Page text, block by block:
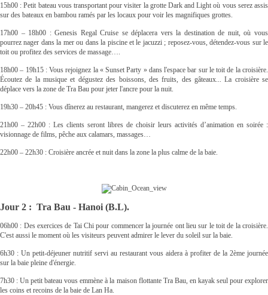
15h00 : Petit bateau vous transportant pour visiter la grotte Dark and Light où vous serez assis
sur des bateaux en bambou ramés par les locaux pour voir les magnifiques grottes.
17h00 – 18h00 : Genesis Regal Cruise se déplacera vers la destination de nuit, où vous
pourrez nager dans la mer ou dans la piscine et le jacuzzi ; reposez-vous, détendez-vous sur le
toit ou profitez des services de massage….
18h00 – 19h15 : Vous rejoignez la « Sunset Party » dans l'espace bar sur le toit de la croisière.
Écoutez de la musique et dégustez des boissons, des fruits, des gâteaux... La croisière se
déplace vers la zone de Tra Bau pour jeter l'ancre pour la nuit.
19h30 – 20h45 : Vous dînerez au restaurant, mangerez et discuterez en même temps.
21h00 – 22h00 : Les clients seront libres de choisir leurs activités d’animation en soirée :
visionnage de films, pêche aux calamars, massages…
22h00 – 22h30 : Croisière ancrée et nuit dans la zone la plus calme de la baie.
Jour 2 : Tra Bau - Hanoi (B.L).
06h00 : Des exercices de Tai Chi pour commencer la journée ont lieu sur le toit de la croisière.
C'est aussi le moment où les visiteurs peuvent admirer le lever du soleil sur la baie.
6h30 : Un petit-déjeuner nutritif servi au restaurant vous aidera à profiter de la 2ème journée
sur la baie pleine d'énergie.
7h30 : Un petit bateau vous emmène à la maison flottante Tra Bau, en kayak seul pour explorer
les coins et recoins de la baie de Lan Ha.